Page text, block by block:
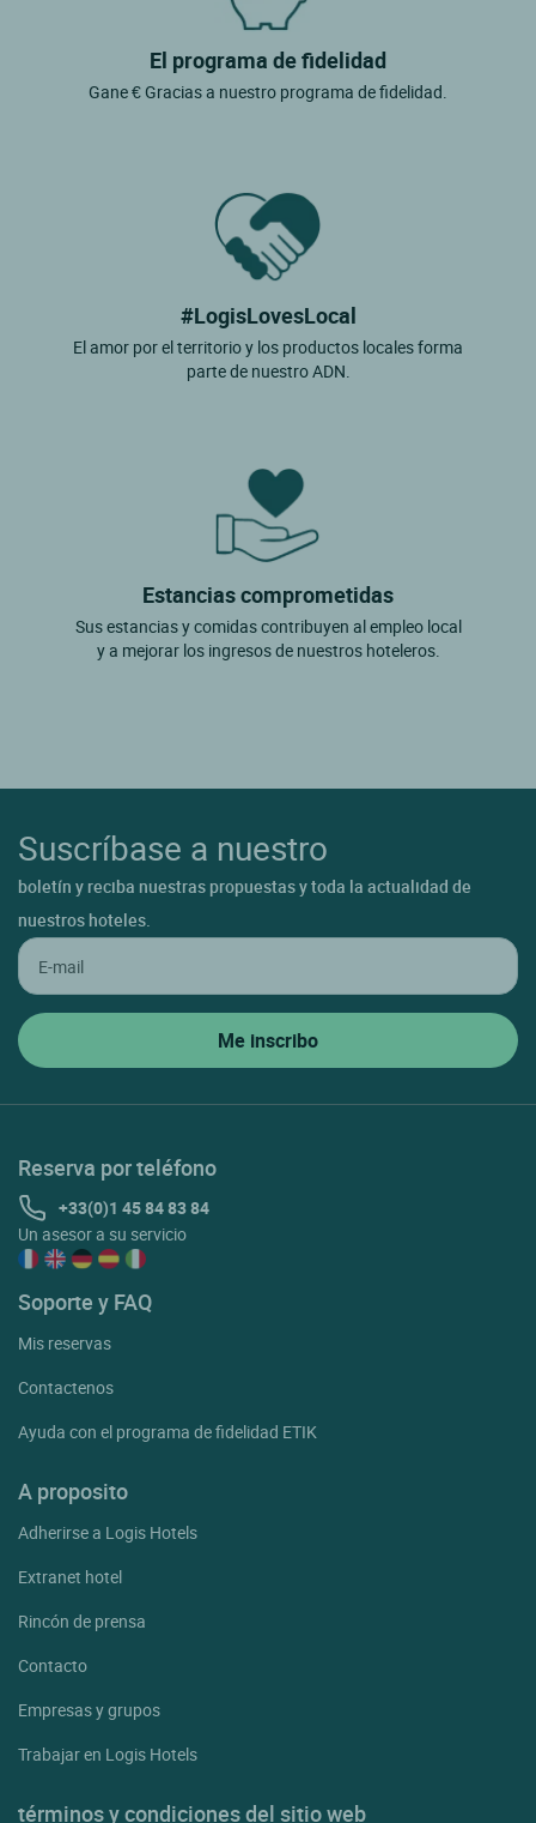
El programa de fidelidad
Gane € Gracias a nuestro programa de fidelidad.
#LogisLovesLocal
El amor por el territorio y los productos locales forma
parte de nuestro ADN.
Estancias comprometidas
Sus estancias y comidas contribuyen al empleo local
y a mejorar los ingresos de nuestros hoteleros.
Suscríbase a nuestro
boletín y reciba nuestras propuestas y toda la actualidad de
nuestros hoteles.
Reserva por teléfono
+33(0)1 45 84 83 84
Un asesor a su servicio
Soporte y FAQ
Mis reservas
Contactenos
Ayuda con el programa de fidelidad ETIK
A proposito
Adherirse a Logis Hotels
Extranet hotel
Rincón de prensa
Contacto
Empresas y grupos
Trabajar en Logis Hotels
términos y condiciones del sitio web